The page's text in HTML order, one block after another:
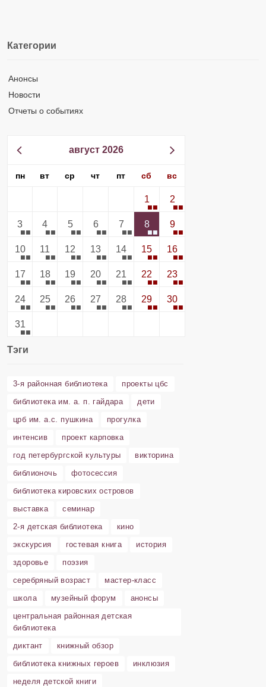
Категории
Анонсы
Новости
Отчеты о событиях
август 2026
пн вт ср чт пт сб вс
1 2
3 4 5 6 7 8 9
10 11 12 13 14 15 16
17 18 19 20 21 22 23
24 25 26 27 28 29 30
31
Тэги
3-я районная библиотека
проекты цбс
библиотека им. а. п. гайдара
дети
црб им. а.с. пушкина
прогулка
интенсив
проект карповка
год петербургской культуры
викторина
библионочь
фотосессия
библиотека кировских островов
выставка
семинар
2-я детская библиотека
кино
экскурсия
гостевая книга
история
здоровье
поэзия
серебряный возраст
мастер-класс
школа
музейный форум
анонсы
центральная районная детская
библиотека
диктант
книжный обзор
библиотека книжных героев
инклюзия
неделя детской книги